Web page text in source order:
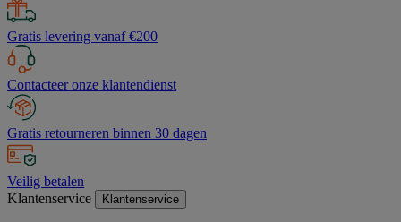
Gratis levering vanaf €200
Contacteer onze klantendienst
Gratis retourneren binnen 30 dagen
Veilig betalen
Klantenservice
Klantenservice